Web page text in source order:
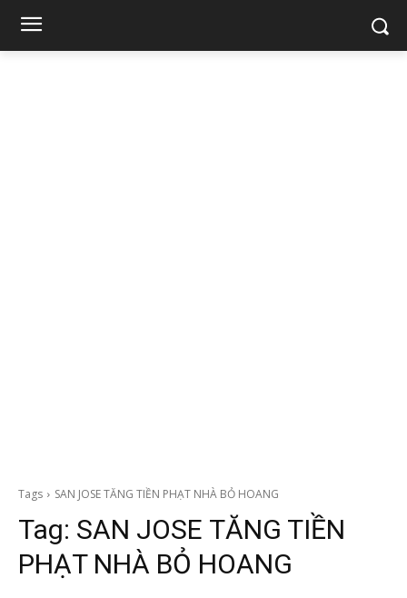
Tags SAN JOSE TĂNG TIỀN PHẠT NHÀ BỎ HOANG
Tag: SAN JOSE TĂNG TIỀN
PHẠT NHÀ BỎ HOANG